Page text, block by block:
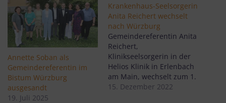
Annette Soban als
Gemeindereferentin im
Bistum Würzburg
ausgesandt
19. Juli 2025
Krankenhaus-Seelsorgerin
Anita Reichert wechselt
nach Würzburg
Gemeindereferentin Anita
Reichert,
Klinikseelsorgerin in der
Helios Klinik in Erlenbach
am Main, wechselt zum 1.
Februar 2023 in die
15. Dezember 2022